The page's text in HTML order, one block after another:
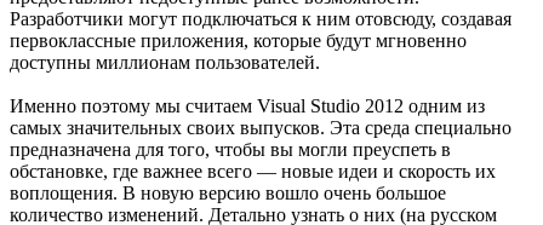
Разработчики могут подключаться к ним отовсюду, создавая
первоклассные приложения, которые будут мгновенно
доступны миллионам пользователей.
Именно поэтому мы считаем Visual Studio 2012 одним из
самых значительных своих выпусков. Эта среда специально
предназначена для того, чтобы вы могли преуспеть в
обстановке, где важнее всего — новые идеи и скорость их
воплощения. В новую версию вошло очень большое
количество изменений. Детально узнать о них (на русском